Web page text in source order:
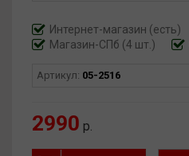
Интернет-магазин (есть)
Магазин-СПб (4 шт.)
Артикул: 05-2516
2990 р.